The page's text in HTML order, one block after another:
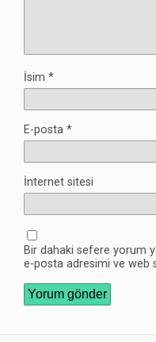
İsim *
E-posta *
İnternet sitesi
Bir dahaki sefere yorum
e-posta adresimi ve web